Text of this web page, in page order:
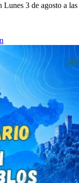
3 de agosto a las